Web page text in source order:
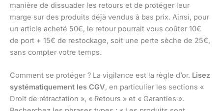
manière de dissuader les retours et de protéger leur
marge sur des produits déjà vendus à bas prix. Ainsi, pour
un article acheté 50€, le retour pourrait vous coûter 10€
de port + 15€ de restockage, soit une perte sèche de 25€,
sans compter votre temps.
Comment se protéger ? La vigilance est la règle d’or. Lisez
systématiquement les CGV, en particulier les sections «
Droit de rétractation », « Retours » et « Garanties ».